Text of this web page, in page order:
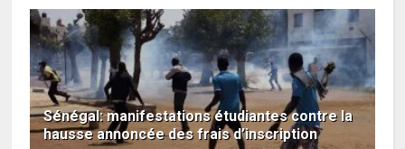
Sénégal: manifestations étudiantes contre la
hausse annoncée des frais d’inscription